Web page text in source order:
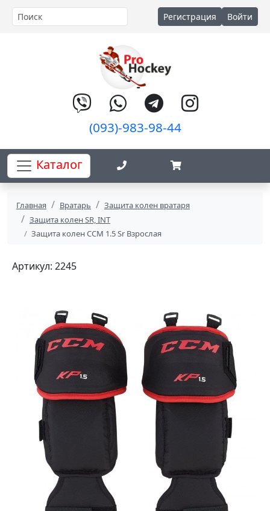
Регистрация Войти
(093)-983-98-44
Каталог
Главная Вратарь
Защита колен вратаря
Защита колен SR, INT
Защита колен ССМ 1.5 Sr Взрослая
Артикул: 2245